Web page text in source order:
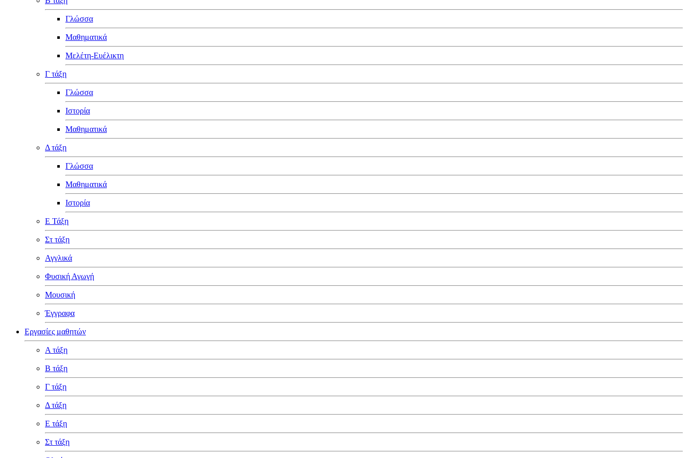
Γλώσσα
Μαθηματικά
Μελέτη-Ευέλικτη
Γ τάξη
Γλώσσα
Ιστορία
Μαθηματικά
Δ τάξη
Γλώσσα
Μαθηματικά
Ιστορία
Ε Τάξη
Στ τάξη
Αγγλικά
Φυσική Αγωγή
Μουσική
Έγγραφα
Εργασίες μαθητών
Α τάξη
Β τάξη
Γ τάξη
Δ τάξη
Ε τάξη
Στ τάξη